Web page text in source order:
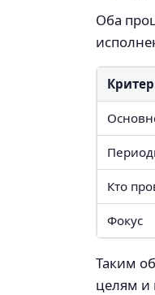
Оба
Кто
Фокус
Таким
целям и